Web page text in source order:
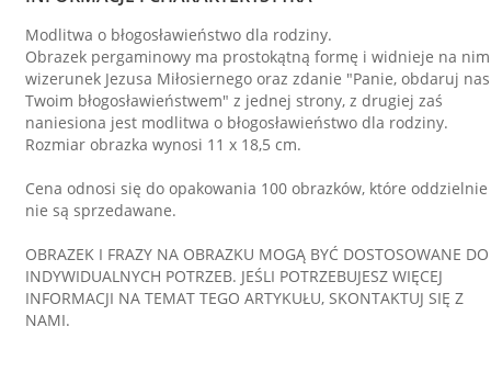
Modlitwa o błogosławieństwo dla rodziny.
Obrazek pergaminowy ma prostokątną formę i widnieje na nim
wizerunek Jezusa Miłosiernego oraz zdanie "Panie, obdaruj nas
Twoim błogosławieństwem" z jednej strony, z drugiej zaś
naniesiona jest modlitwa o błogosławieństwo dla rodziny.
Rozmiar obrazka wynosi 11 x 18,5 cm.
Cena odnosi się do opakowania 100 obrazków, które oddzielnie
nie są sprzedawane.
OBRAZEK I FRAZY NA OBRAZKU MOGĄ BYĆ DOSTOSOWANE DO
INDYWIDUALNYCH POTRZEB. JEŚLI POTRZEBUJESZ WIĘCEJ
INFORMACJI NA TEMAT TEGO ARTYKUŁU, SKONTAKTUJ SIĘ Z
NAMI.